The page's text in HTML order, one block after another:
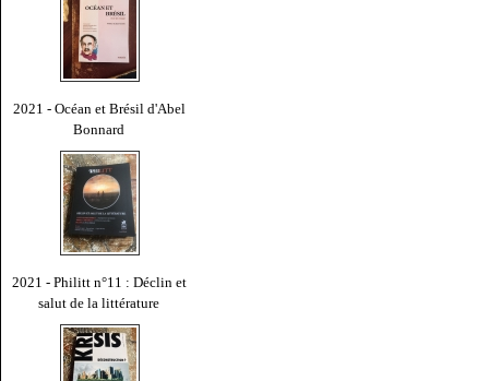
2021 - Océan et Brésil d'Abel
Bonnard
2021 - Philitt n°11 : Déclin et
salut de la littérature